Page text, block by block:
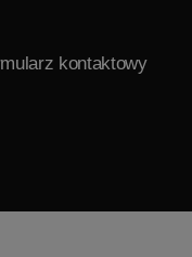
kontaktowy